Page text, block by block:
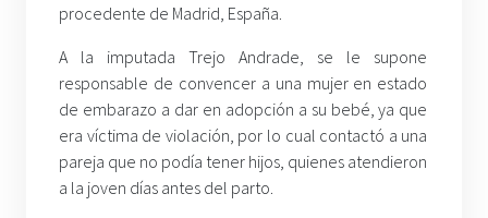
procedente de Madrid, España.
A la imputada Trejo Andrade, se le supone
responsable de convencer a una mujer en estado
de embarazo a dar en adopción a su bebé, ya que
era víctima de violación, por lo cual contactó a una
pareja que no podía tener hijos, quienes atendieron
a la joven días antes del parto.